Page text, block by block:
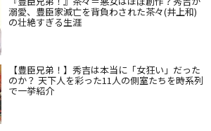
溺愛、豊臣家滅亡を背負わされた茶々(井上和)
の壮絶すぎる生涯
【豊臣兄弟！】秀吉は本当に「女狂い」だった
のか？ 天下人を彩った11人の側室たちを時系列
で一挙紹介